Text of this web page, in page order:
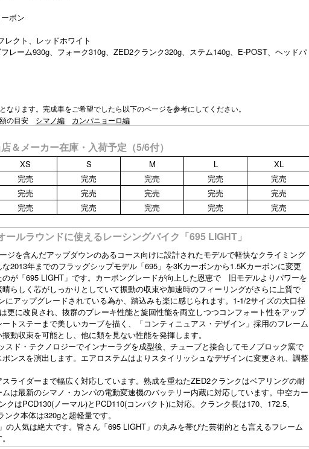
ボン
レクト、レッドホワイト
レーム930g、フォーク310g、ZED2クランク320g、ステム140g、E-POST、ヘッドパ
なります。完成車をご希望でしたら以下のページを参考にしてください。
の目安 シマノ編 カンパニョーロ編
＆メーカー在庫・入荷予定（5/6付）
XS S M L
XL
完売 完売 完売 完売
完売
完売 完売 完売 完売
完売
完売 完売 完売 完売 完売
ルラウンドに使えるレーシングバイク「695 LIGHT」
ジを含んだアップダウンのあるコース向けに設計されたモデルで軽快なクライミング
2013年までのフラッグシップモデル「695」を3Kカーボンから1.5Kカーボンに変更
が「695 LIGHT」です。カーボングレードが向上した恩恵で 旧モデルよりパワーを
らしく芯がしっかりとしていて振動の収束や加速時のフィーリングがさらに上質で
にアップグレードされている為か、踏込みも楽に感じられます。1-1/2サイズの大口径
更に改良され、抜群のブレーキ性能と旋回性能を両立しつつコンフォート性をアップ
トステーまで美しいカーブを描く、「コンティニュアス・デザイン」採用のフレーム
動収束を可能とし、他に類を見ない性能を発揮します。
スド・テクノロジーでインナーラグを成型後、チューブと接合してモノブロック窯で
ンスを演出します。エアロステムはよりスタイリッシュなデザインに変更され、調整
ライダーまで幅広く対応しています。熟成を重ねたZED2クランクはベアリングの耐
は最新のシマノ・カンパの電動変速機のバッテリー内蔵に対応しています。中空カー
はPCD130(ノーマル)とPCD110(コンパクト)に対応。クランク長は170、172.5、
ク本体は320gと超軽量です。
の人気は絶大です。皆さん「695 LIGHT」の丸みを帯びた芸術的とも言えるフレーム